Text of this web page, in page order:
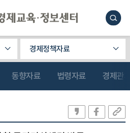
경제정책자료
동향자료 법령자료 경제관